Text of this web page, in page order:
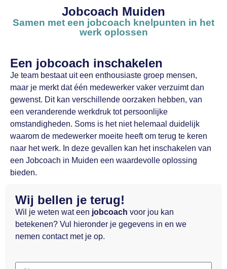
Jobcoach Muiden
Samen met een jobcoach knelpunten in het
werk oplossen
Een jobcoach inschakelen
Je team bestaat uit een enthousiaste groep mensen,
maar je merkt dat één medewerker vaker verzuimt dan
gewenst. Dit kan verschillende oorzaken hebben, van
een veranderende werkdruk tot persoonlijke
omstandigheden. Soms is het niet helemaal duidelijk
waarom de medewerker moeite heeft om terug te keren
naar het werk. In deze gevallen kan het inschakelen van
een Jobcoach in Muiden een waardevolle oplossing
bieden.
Wij bellen je terug!
Wil je weten wat een jobcoach voor jou kan
betekenen? Vul hieronder je gegevens in en we
nemen contact met je op.